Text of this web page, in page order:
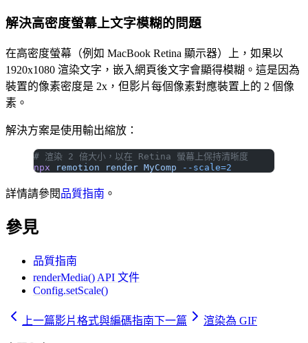
解決高密度螢幕上文字模糊的問題
在高密度螢幕（例如 MacBook Retina 顯示器）上，如果以
1920x1080 渲染文字，嵌入網頁後文字會顯得模糊。這是因為
裝置的像素密度是 2x，但影片每個像素對應裝置上的 2 個像
素。
解決方案是使用輸出縮放：
# 渲染 2 倍大小，以在 Retina 螢幕上保持清晰度
npx remotion render MyComp --scale=2
詳情請參閱品質指南 。
參見
品質指南
renderMedia() API 文件
Config.setScale()
上一篇影片格式與編碼指南下一篇 渲染為 GIF